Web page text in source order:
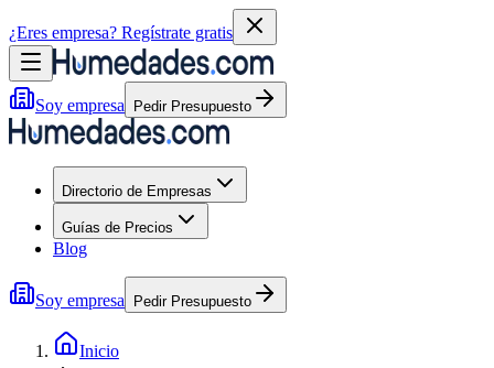
¿Eres empresa? Regístrate gratis
Soy empresa Pedir Presupuesto
Directorio de Empresas
Guías de Precios
Blog
Soy empresa Pedir Presupuesto
Inicio